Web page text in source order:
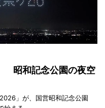
昭和記念公園の夜空
」が、国営昭和記念公園